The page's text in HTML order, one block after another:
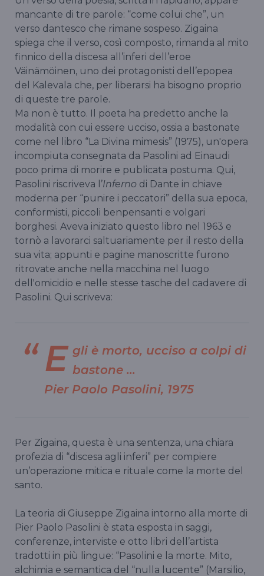
mancante di tre parole: “come colui che”, un
verso dantesco che rimane sospeso. Zigaina
spiega che il verso, così composto, rimanda al mito
finnico della discesa all’inferi dell’eroe
Väinämöinen, uno dei protagonisti dell’epopea
del Kalevala che, per liberarsi ha bisogno proprio
di queste tre parole.
Ma non è tutto. Il poeta ha predetto anche la
modalità con cui essere ucciso, ossia a bastonate
come nel libro “La Divina mimesis” (1975), un'opera
incompiuta consegnata da Pasolini ad Einaudi
poco prima di morire e publicata postuma. Qui,
Pasolini riscriveva l’Inferno di Dante in chiave
moderna per “punire i peccatori” della sua epoca,
conformisti, piccoli benpensanti e volgari
borghesi. Aveva iniziato questo libro nel 1963 e
tornò a lavorarci saltuariamente per il resto della
sua vita; appunti e pagine manoscritte furono
ritrovate anche nella macchina nel luogo
dell'omicidio e nelle stesse tasche del cadavere di
Pasolini. Qui scriveva:
E gli è morto, ucciso a colpi di
bastone …
Pier Paolo Pasolini, 1975
Per Zigaina, questa è una sentenza, una chiara
profezia di “discesa agli inferi” per compiere
un’operazione mitica e rituale come la morte del
santo.
La teoria di Giuseppe Zigaina intorno alla morte di
Pier Paolo Pasolini è stata esposta in saggi,
conferenze, interviste e otto libri dell’artista
tradotti in più lingue: “Pasolini e la morte. Mito,
alchimia e semantica del “nulla lucente” (Marsilio,